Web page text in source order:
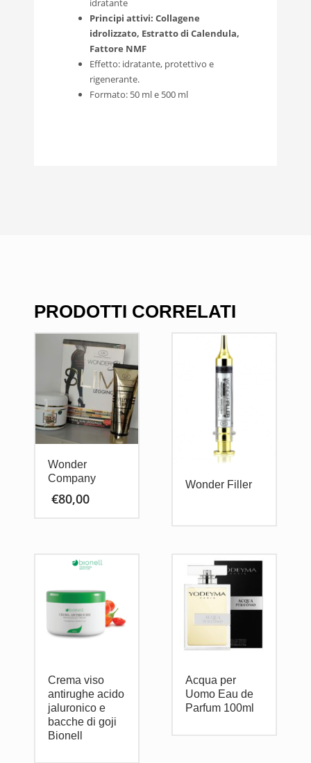
idratante
Principi attivi: Collagene
idrolizzato, Estratto di Calendula,
Fattore NMF
Effetto: idratante, protettivo e
rigenerante.
Formato: 50 ml e 500 ml
PRODOTTI CORRELATI
Wonder
Company
€80,00
Wonder Filler
Crema viso
antirughe acido
jaluronico e
bacche di goji
Bionell
Acqua per
Uomo Eau de
Parfum 100ml